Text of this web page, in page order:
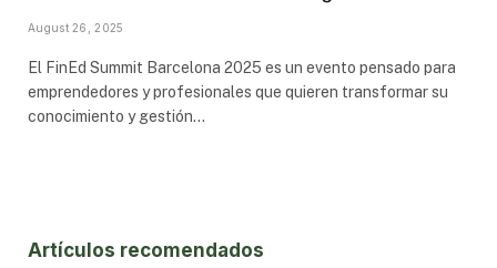
August 26, 2025
El FinEd Summit Barcelona 2025 es un evento pensado para
emprendedores y profesionales que quieren transformar su
conocimiento y gestión…
Artículos recomendados